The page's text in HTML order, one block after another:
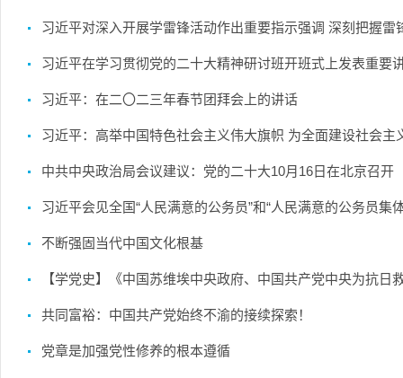
习近平对深入开展学雷锋活动作出重要指示强调 深刻把握
习近平在学习贯彻党的二十大精神研讨班开班式上发表重要
习近平：在二〇二三年春节团拜会上的讲话
习近平：高举中国特色社会主义伟大旗帜 为全面建设社会
中共中央政治局会议建议：党的二十大10月16日在北京召开
习近平会见全国“人民满意的公务员”和“人民满意的公务员集
不断强固当代中国文化根基
【学党史】《中国苏维埃中央政府、中国共产党中央为抗日
共同富裕：中国共产党始终不渝的接续探索！
党章是加强党性修养的根本遵循